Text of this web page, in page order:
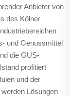
Anbieter von
des Kölner
und Genussmittel
die GUS-
profitiert
und der
Lösungen